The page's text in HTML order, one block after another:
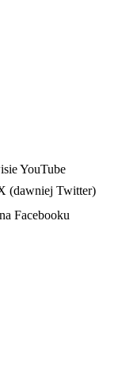
YouTube
(dawniej Twitter)
Facebooku